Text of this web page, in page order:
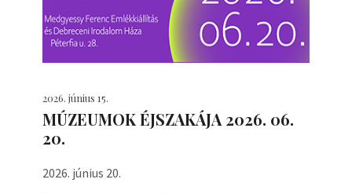
2026. június 15.
MÚZEUMOK ÉJSZAKÁJA 2026. 06.
20.
2026. június 20.